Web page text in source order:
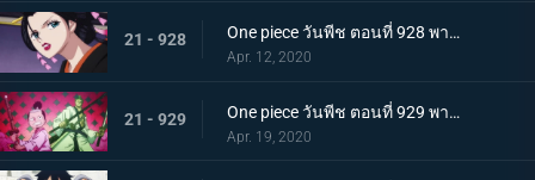
21 - 928 One piece วันพีช ตอนที่ 928 พากย์ไทย ดอกไม้ที่ปลิดปลิว! วาระสุดท้ายของหญิงงามแห่งวาโนะ
Apr. 12, 2020
21 - 929 One piece วันพีช ตอนที่ 929 พากย์ไทย สายสัมพันธ์นักโทษ ลูฟี่กับปู่เฮียว!
Apr. 19, 2020